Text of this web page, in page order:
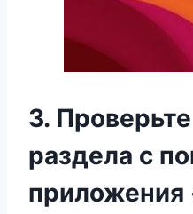
3.
раздела с
приложения